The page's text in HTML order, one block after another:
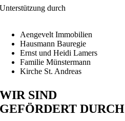
Unterstützung durch
Aengevelt Immobilien
Hausmann Bauregie
Ernst und Heidi Lamers
Familie Münstermann
Kirche St. Andreas
WIR SIND
GEFÖRDERT DURCH